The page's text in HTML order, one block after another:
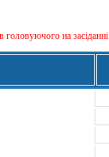
на засіданні